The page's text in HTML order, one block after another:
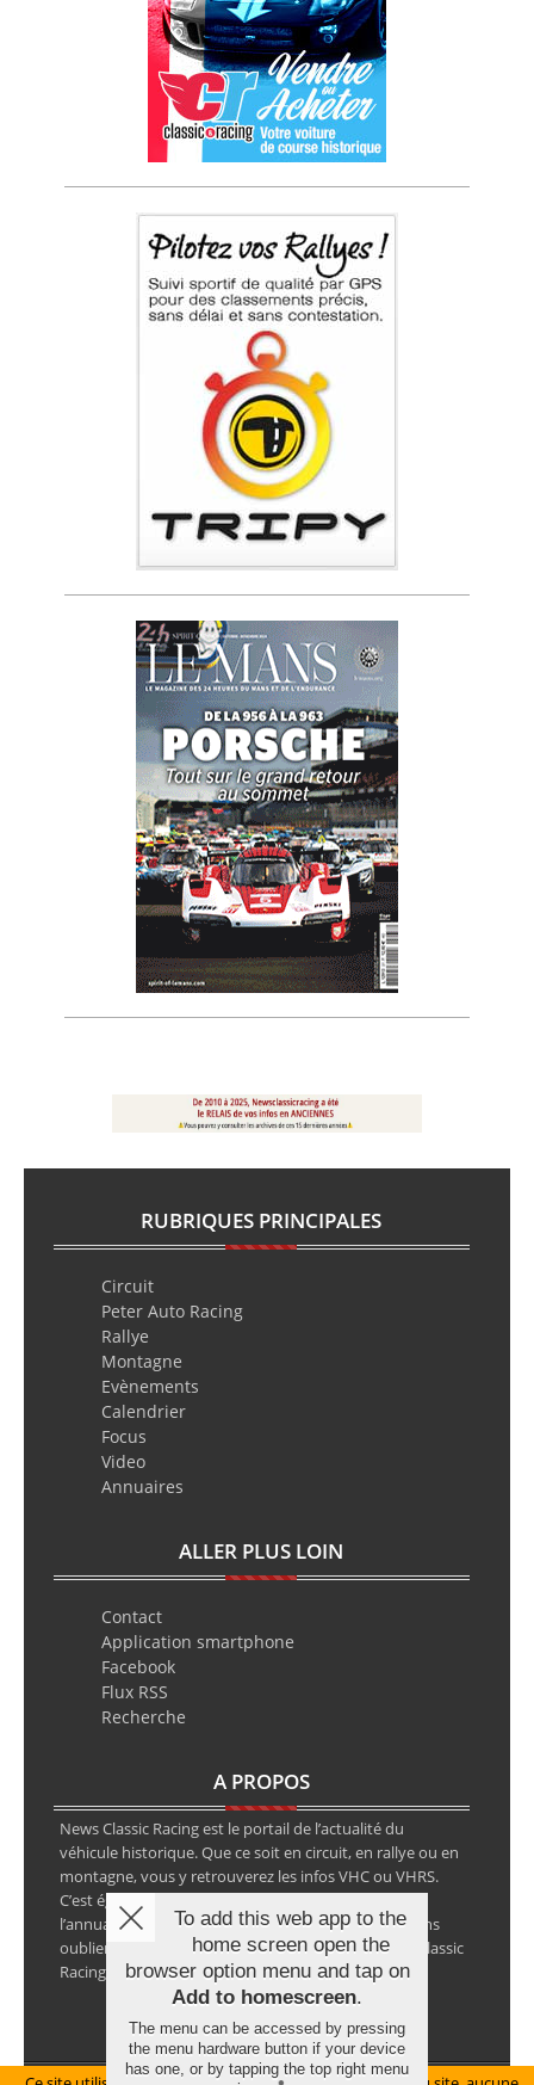
RUBRIQUES PRINCIPALES
Circuit
Peter Auto Racing
Rallye
Montagne
Evènements
Calendrier
Focus
Video
Annuaires
ALLER PLUS LOIN
Contact
Application smartphone
Facebook
Flux RSS
Recherche
A PROPOS
News Classic Racing est le portail de l’actualité du
véhicule historique. Que ce soit en circuit, en rallye ou en
montagne, vous y retrouverez les infos VHC ou VHRS.
C’est également le calendrier des épreuves ainsi que
l’annuaire des spécialistes de la voiture ancienne, sans
oublier les petites annonces avec notre partenaire Classic
Racing Annonces.
To add this web app to the
home screen open the
browser option menu and tap on
Add to homescreen.
The menu can be accessed by pressing
the menu hardware button if your device
has one, or by tapping the top right menu